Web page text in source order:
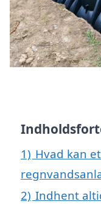
1) Hvad kan
2) Indhent